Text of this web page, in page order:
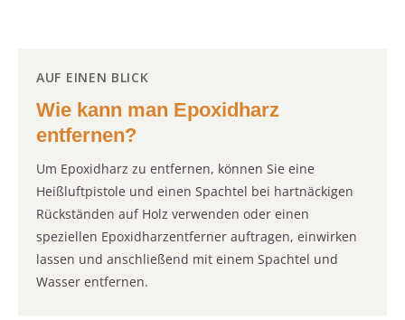
AUF EINEN BLICK
Wie kann man Epoxidharz
entfernen?
Um Epoxidharz zu entfernen, können Sie eine
Heißluftpistole und einen Spachtel bei hartnäckigen
Rückständen auf Holz verwenden oder einen
speziellen Epoxidharzentferner auftragen, einwirken
lassen und anschließend mit einem Spachtel und
Wasser entfernen.